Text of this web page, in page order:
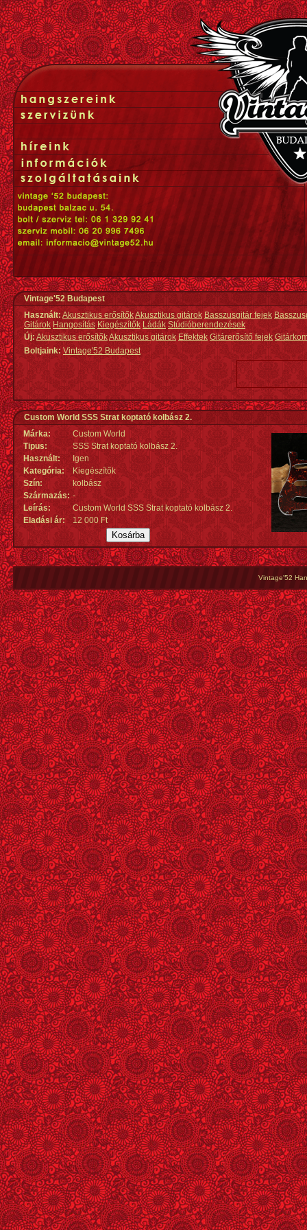
Vintage'52 Budapest
Használt: Akusztikus erősítőkAkusztikus gitárok Basszusgitár fejek
Gitárok Hangosítás Kiegészítők Ládák Stúdióberendezések
Új:Akusztikus erősítőkAkusztikus gitárok Effektek Gitárerősítő fejek
Boltjaink: Vintage'52 Budapest
Custom World SSS Strat koptató kolbász 2.
Márka:
Custom World
Tipus:
SSS Strat koptató kolbász 2.
Használt:
Igen
Kategória:
Kiegészítők
Szín:
kolbász
Származás: -
Leírás:
Custom World SSS Strat koptató kolbász 2.
Eladási ár:
12 000 Ft
Vintage'52